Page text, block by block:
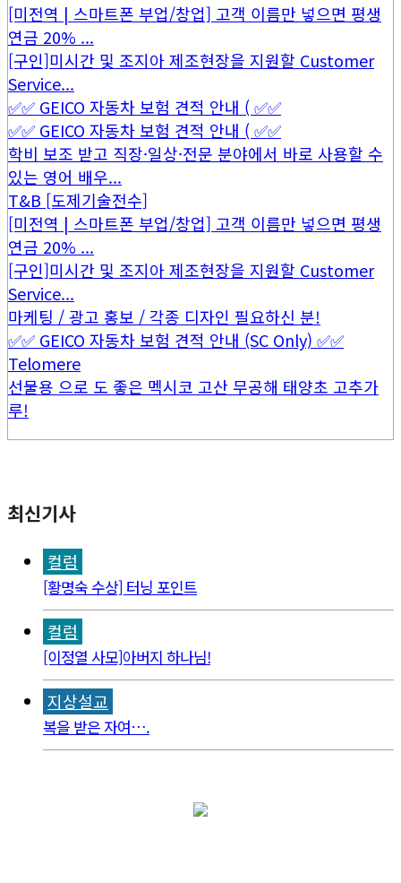
[미전역 | 스마트폰 부업/창업] 고객 이름만 넣으면 평생
연금 20% ...
[구인]미시간 및 조지아 제조현장을 지원할 Customer
Service...
✅✅ GEICO 자동차 보험 견적 안내 ( ✅✅
✅✅ GEICO 자동차 보험 견적 안내 ( ✅✅
학비 보조 받고 직장·일상·전문 분야에서 바로 사용할 수
있는 영어 배우...
T&B [도제기술전수]
[미전역 | 스마트폰 부업/창업] 고객 이름만 넣으면 평생
연금 20% ...
[구인]미시간 및 조지아 제조현장을 지원할 Customer
Service...
마케팅 / 광고 홍보 / 각종 디자인 필요하신 분!
✅✅ GEICO 자동차 보험 견적 안내 (SC Only) ✅✅
Telomere
선물용 으로 도 좋은 멕시코 고산 무공해 태양초 고추가
루!
최신기사
컬럼
[황명숙 수상] 터닝 포인트
컬럼
[이정열 사모]아버지 하나님!
지상설교
복을 받은 자여….